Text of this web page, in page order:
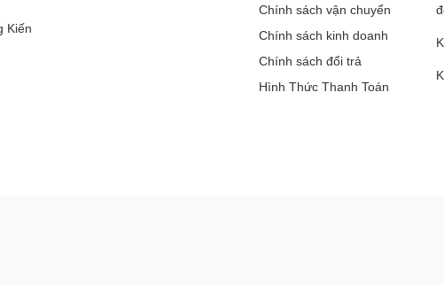
Kiến
Chính sách vận chuyển
Chính sách kinh doanh
Chính sách đổi trả
Hình Thức Thanh Toán